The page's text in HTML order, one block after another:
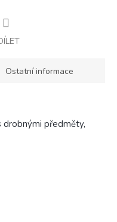
Ostatní informace
drobnými předměty,